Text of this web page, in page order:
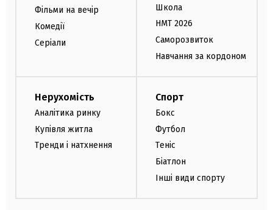
Фільми на вечір
Комедії
Серіали
Школа
НМТ 2026
Саморозвиток
Навчання за кордоном
Нерухомість
Аналітика ринку
Купівля житла
Тренди і натхнення
Спорт
Бокс
Футбол
Теніс
Біатлон
Інші види спорту